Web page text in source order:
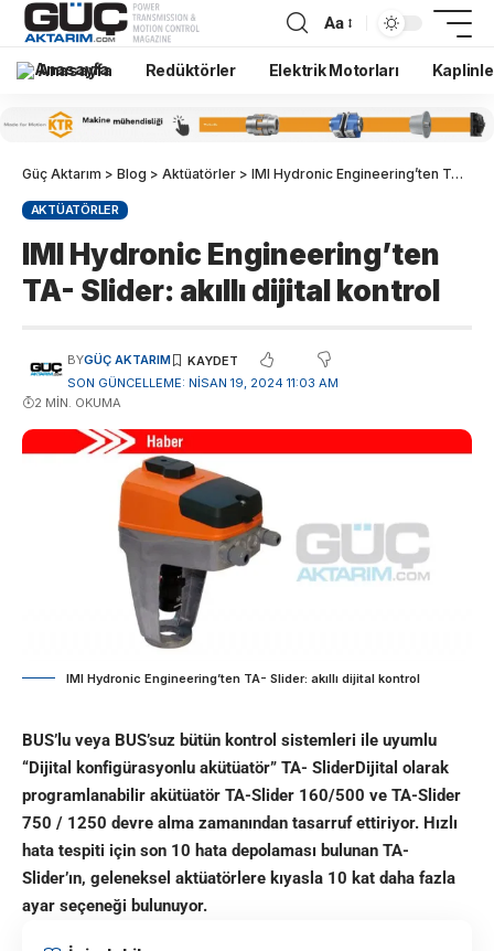
Aa
Anasayfa Redüktörler Elektrik Motorları
Güç Aktarım > Blog > Aktüatörler > IMI Hydronic Engineering’ten TA- Slider: akıllı dijital kontrol
AKTÜATÖRLER
IMI Hydronic Engineering’ten
TA- Slider: akıllı dijital kontrol
SON GÜNCELLEME: NISAN 19, 2024 11:03 AM
BYGÜÇ AKTARIM
2 MIN. OKUMA
IMI Hydronic Engineering’ten TA- Slider: akıllı dijital kontrol
BUS’lu veya BUS’suz bütün kontrol sistemleri ile uyumlu
“Dijital konfigürasyonlu akütüatör” TA- SliderDijital olarak
programlanabilir akütüatör TA-Slider 160/500 ve TA-Slider
750 / 1250 devre alma zamanından tasarruf ettiriyor. Hızlı
hata tespiti için son 10 hata depolaması bulunan TA-
Slider’ın, geleneksel aktüatörlere kıyasla 10 kat daha fazla
ayar seçeneği bulunuyor.